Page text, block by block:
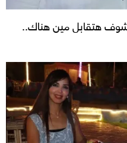
هتقابل مين هناك..